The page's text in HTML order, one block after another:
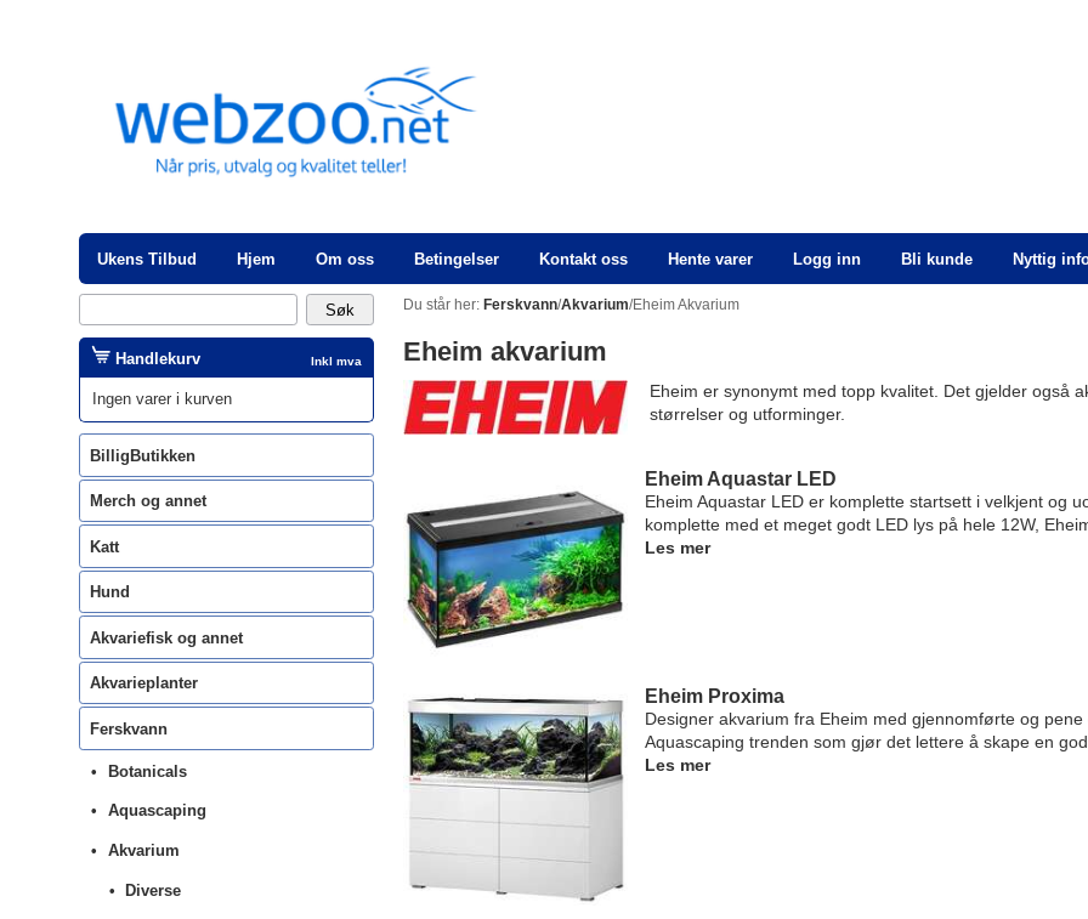
Ukens Tilbud Hjem Om oss Betingelser Kontakt oss Hente varer Logg inn Bli kunde Nyttig
Du står her: Ferskvann/Akvarium/Eheim Akvarium
Eheim akvarium
Eheim er synonymt med topp kvalitet. Det gjelder også
størrelser og utforminger.
Eheim Aquastar LED
Eheim Aquastar LED er komplette startsett i velkjent og
komplette med et meget godt LED lys på hele 12W,
Les mer
Eheim Proxima
Designer akvarium fra Eheim med gjennomførte og
Aquascaping trenden som gjør det lettere å skape en
Les mer
Inkl mva
Handlekurv
Ingen varer i kurven
BilligButikken
Merch og annet
Katt
Hund
Akvariefisk og annet
Akvarieplanter
Ferskvann
Botanicals
Aquascaping
Akvarium
Diverse